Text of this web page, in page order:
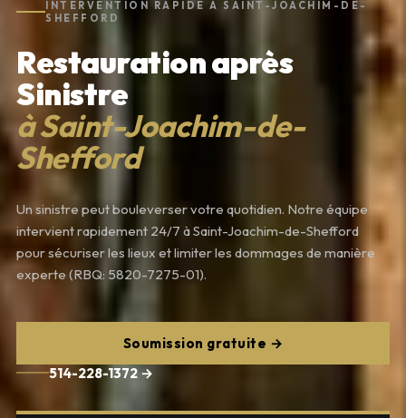
INTERVENTION RAPIDE À SAINT-JOACHIM-DE-
SHEFFORD
Restauration après
Sinistre
à Saint-Joachim-de-
Shefford
Un sinistre peut bouleverser votre quotidien. Notre équipe
intervient rapidement 24/7 à Saint-Joachim-de-Shefford
pour sécuriser les lieux et limiter les dommages de manière
experte (RBQ: 5820-7275-01).
Soumission gratuite →
514-228-1372 →